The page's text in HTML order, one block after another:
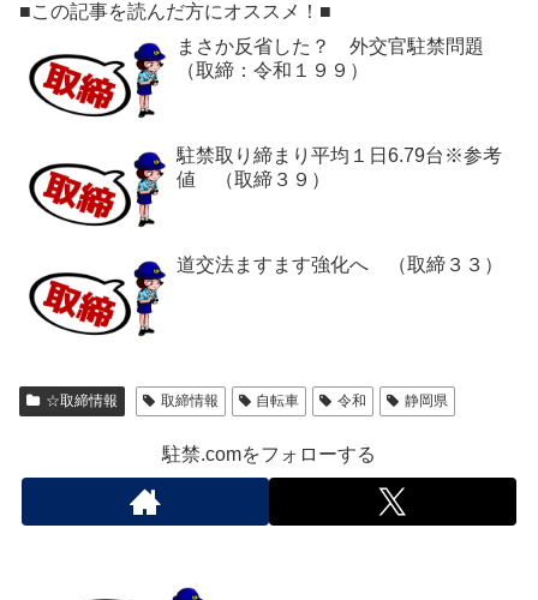
■この記事を読んだ方にオススメ！■
まさか反省した？ 外交官駐禁問題
（取締：令和１９９）
駐禁取り締まり平均１日6.79台※参考
値 （取締３９）
道交法ますます強化へ （取締３３）
☆取締情報 取締情報 自転車 令和 静岡県
駐禁.comをフォローする